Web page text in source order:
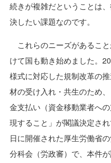
続きが複雑だということは
決したい課題なのです。
これらのニーズがあるこ
けて国も動き始めました。
様式に対応した規制改革の
材の受け入れ・共生のため
金支払い（資金移動業者へ
現すること」が閣議決定さ
日に開催された厚生労働省
分科会（労政審）で、本件